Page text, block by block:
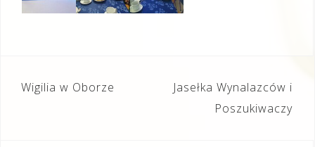
Nawigacja
Wigilia w Oborze
Jasełka Wynalazców i
Poszukiwaczy